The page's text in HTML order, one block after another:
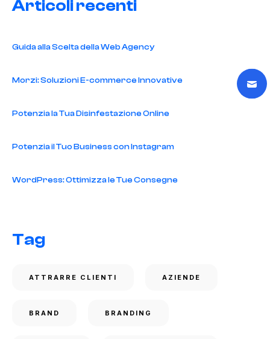
Articoli recenti
Guida alla Scelta della Web Agency
Morzi: Soluzioni E-commerce Innovative
Potenzia la Tua Disinfestazione Online
Potenzia il Tuo Business con Instagram
WordPress: Ottimizza le Tue Consegne
Tag
ATTRARRE CLIENTI AZIENDE
BRAND BRANDING